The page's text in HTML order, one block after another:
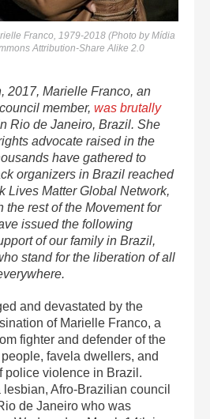
Franco, 1979-2018 (Photo by Mídia
Attribution-Share Alike 2.0
2017, Marielle Franco, an
member, was brutally
Rio de Janeiro, Brazil. She
advocate raised in the
have gathered to
organizers in Brazil reached
Lives Matter Global Network,
the rest of the Movement for
issued the following
of our family in Brazil,
stand for the liberation of all
and devastated by the
of Marielle Franco, a
fighter and defender of the
favela dwellers, and
police violence in Brazil.
Afro-Brazilian council
de Janeiro who was